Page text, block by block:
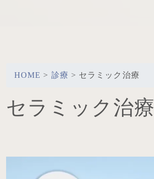
HOME > 診療 > セラミック治療
セラミック治療